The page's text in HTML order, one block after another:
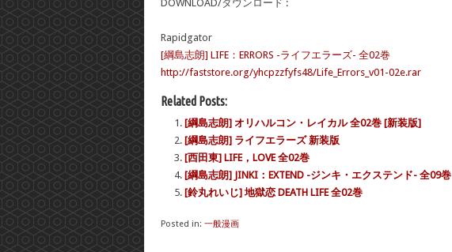
DOWNLOAD/ダウンロード :
Rapidgator
[綱島志朗] LIFE：ERRORS -ライフエラーズ- 全02巻
http://faststore.org/yhcpzzfyfs48/Life_Errors_v01-02e.rar
Related Posts:
[綱島志朗] オリハルコン・レイカル 全02巻 [新装版]
[綱島志朗] ライフエラーズ 新装版
[西田東] LIFE，LOVE 全02巻
[綱島志朗] JINKI：EXTEND -ジンキ・エクステンド- 全09巻
[鈴丸れいじ] 地獄恋 DEATH LIFE 全02巻
Posted in: 一般漫画